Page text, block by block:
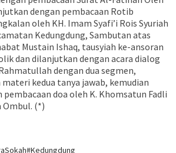
dengan pembacaan Rotib
oleh KH. Imam Syafi’i Rois Syuriah
Kedungdung, Sambutan atas
Mustain Ishaq, tausyiah ke-ansoran
dan dilanjutkan dengan acara dialog
dengan dua segmen,
kedua tanya jawab, kemudian
doa oleh K. Khomsatun Fadli
Ombul. (*)
#Kedungdung